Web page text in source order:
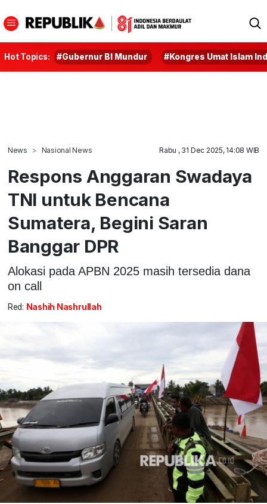
Hot Topics: #Gubernur BI Mundur #Kongres Umat Islam
News Nasional News Rabu , 31 Dec 2025, 14:08 WIB
Respons Anggaran Swadaya
TNI untuk Bencana
Sumatera, Begini Saran
Banggar DPR
Alokasi pada APBN 2025 masih tersedia dana
on call
Red: Nashih Nashrullah